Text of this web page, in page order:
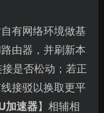
有网络环境做基
由器，并刷新本
是否松动；若正
接驳以换取更平
加速器】相辅相